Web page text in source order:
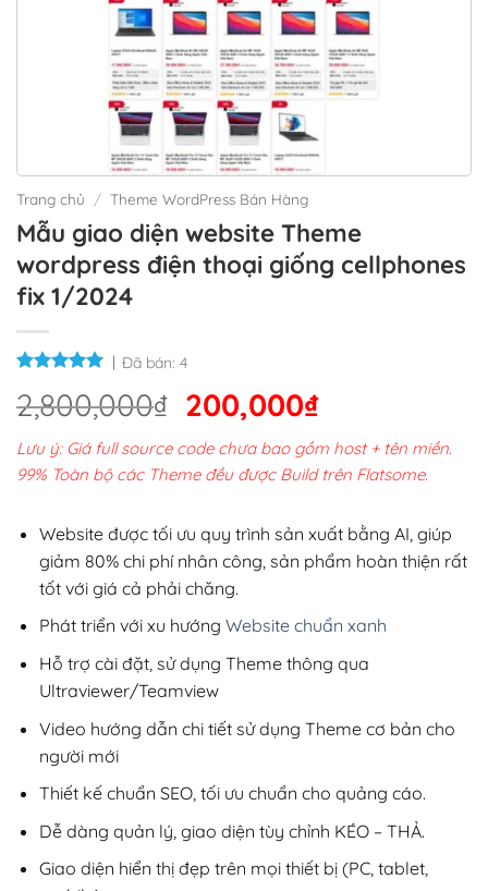
Trang chủ / Theme WordPress Bán Hàng
Mẫu giao diện website Theme
wordpress điện thoại giống cellphones
fix 1/2024
Đã bán: 4
2,800,000₫ Giá
gốc
là:
2,800,000₫.
200,000₫Giá
hiện
tại
200,000₫.
Lưu ý: Giá full source code chưa bao gồm host + tên miền.
99% Toàn bộ các Theme đều được Build trên Flatsome.
Website được tối ưu quy trình sản xuất bằng AI, giúp
giảm 80% chi phí nhân công, sản phẩm hoàn thiện rất
tốt với giá cả phải chăng.
Phát triển với xu hướng Website chuẩn xanh
Hỗ trợ cài đặt, sử dụng Theme thông qua
Ultraviewer/Teamview
Video hướng dẫn chi tiết sử dụng Theme cơ bản cho
người mới
Thiết kế chuẩn SEO, tối ưu chuẩn cho quảng cáo.
Dễ dàng quản lý, giao diện tùy chỉnh KÉO – THẢ.
Giao diện hiển thị đẹp trên mọi thiết bị (PC, tablet,